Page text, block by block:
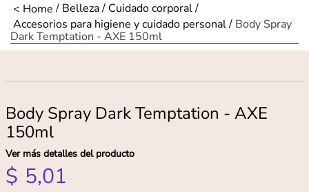
Belleza
Cuidado corporal
Accesorios para higiene y cuidado personal
Body Spray
Dark Temptation - AXE 150ml
Body Spray Dark Temptation - AXE
150ml
Ver más detalles del producto
$ 5,01